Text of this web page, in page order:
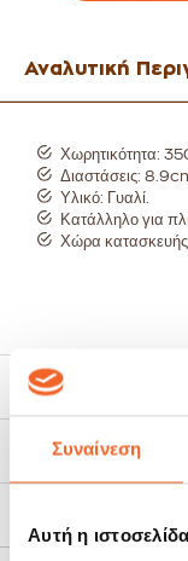
Συναίνεση
Αυτή η
Αναλυτική
Χωρητικότητα:
Διαστάσεις:
Υλικό: Γυαλί.
Κατάλληλο για
Χώρα κατασκευής
Χαρακτηριστικά
Τρόποι